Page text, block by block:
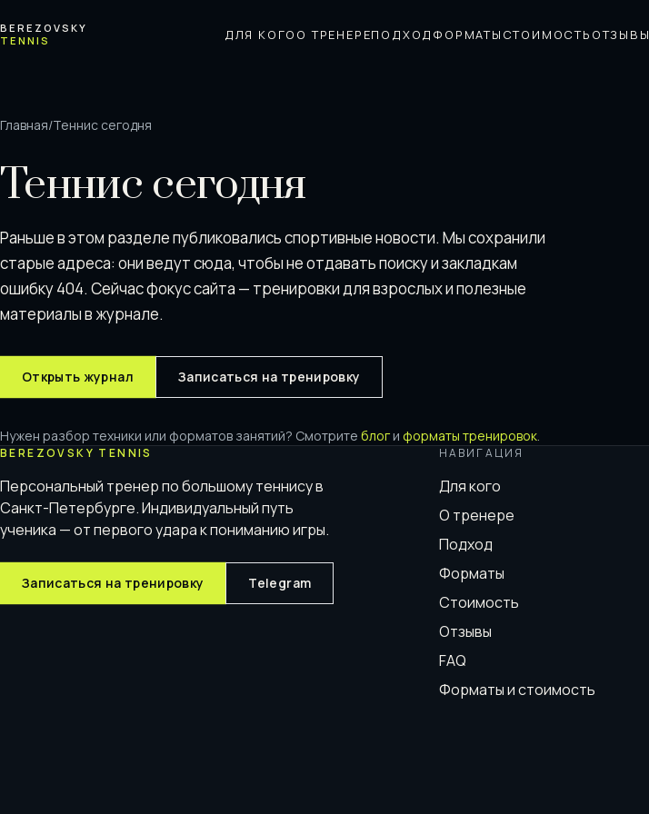
BEREZOVSKY
TENNIS
ДЛЯ КОГО О ТРЕНЕРЕПОДХОД ФОРМАТЫ СТОИМОСТЬ ОТЗЫВЫ
Главная/Теннис сегодня
Теннис сегодня
Раньше в этом разделе публиковались спортивные новости. Мы сохранили
старые адреса: они ведут сюда, чтобы не отдавать поискy и закладкам
ошибку 404. Сейчас фокус сайта — тренировки для взрослых и полезные
материалы в журнале.
Открыть журнал Записаться на тренировку
Нужен разбор техники или форматов занятий? Смотрите блог и форматы тренировок.
BEREZOVSKY TENNIS
Персональный тренер по большому теннису в
Санкт-Петербурге. Индивидуальный путь
ученика — от первого удара к пониманию игры.
Записаться на тренировку Telegram
НАВИГАЦИЯ
Для кого
О тренере
Подход
Форматы
Стоимость
Отзывы
FAQ
Форматы и стоимость